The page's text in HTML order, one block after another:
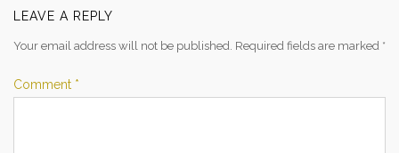
LEAVE A REPLY
Your email address will not be published. Required fields are marked *
Comment *